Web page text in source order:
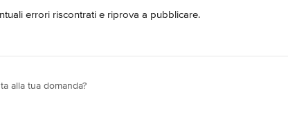
errori riscontrati e riprova a pubblicare.
alla tua domanda?